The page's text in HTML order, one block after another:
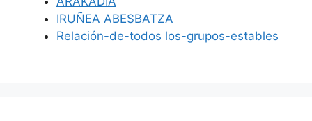
IRUÑEA ABESBATZA
Relación-de-todos los-grupos-estables